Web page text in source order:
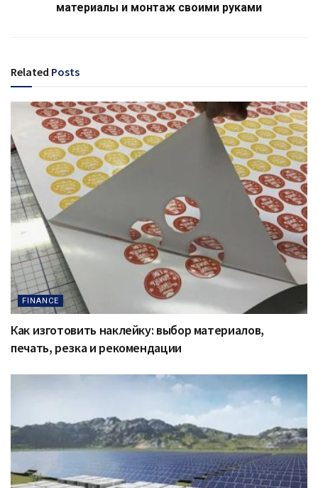
материалы и монтаж своими руками
Related Posts
FINANCE
Как изготовить наклейку: выбор материалов,
печать, резка и рекомендации